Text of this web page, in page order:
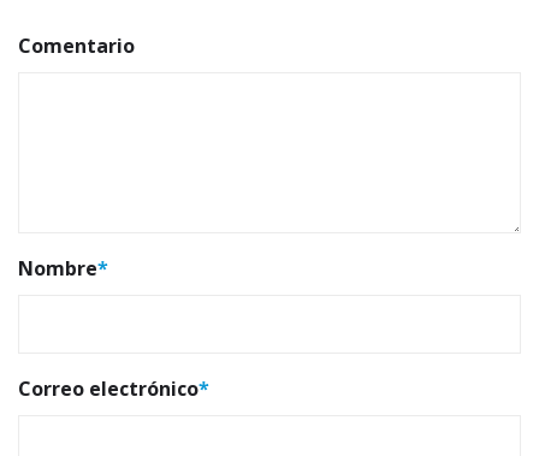
Comentario
Nombre*
Correo electrónico*